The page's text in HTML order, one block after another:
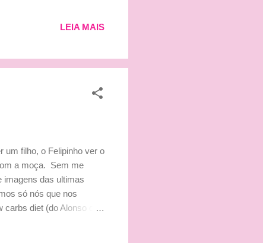
LEIA MAIS
um filho, o Felipinho ver o
a moça. Sem me
imagens das ultimas
só nós que nos
carbs diet (do Alonso ou